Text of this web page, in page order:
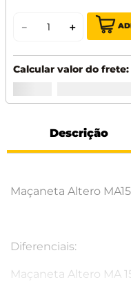
＋
－
Descrição
Maçaneta Altero
Diferenciais:
Maçaneta Altero MA